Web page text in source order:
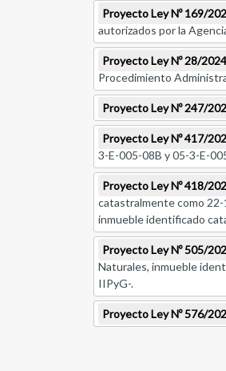
Proyecto Ley Nº 169/
autorizados por la
Proyecto Ley Nº 28/2024
Procedimiento
Proyecto Ley Nº 247/
Proyecto Ley Nº 417/
3-E-005-08B y 05-3-E-
Proyecto Ley Nº 418/
catastralmente como 22-
inmueble identificado
Proyecto Ley Nº 505/
Naturales, inmueble
IIPyG-.
Proyecto Ley Nº 576/